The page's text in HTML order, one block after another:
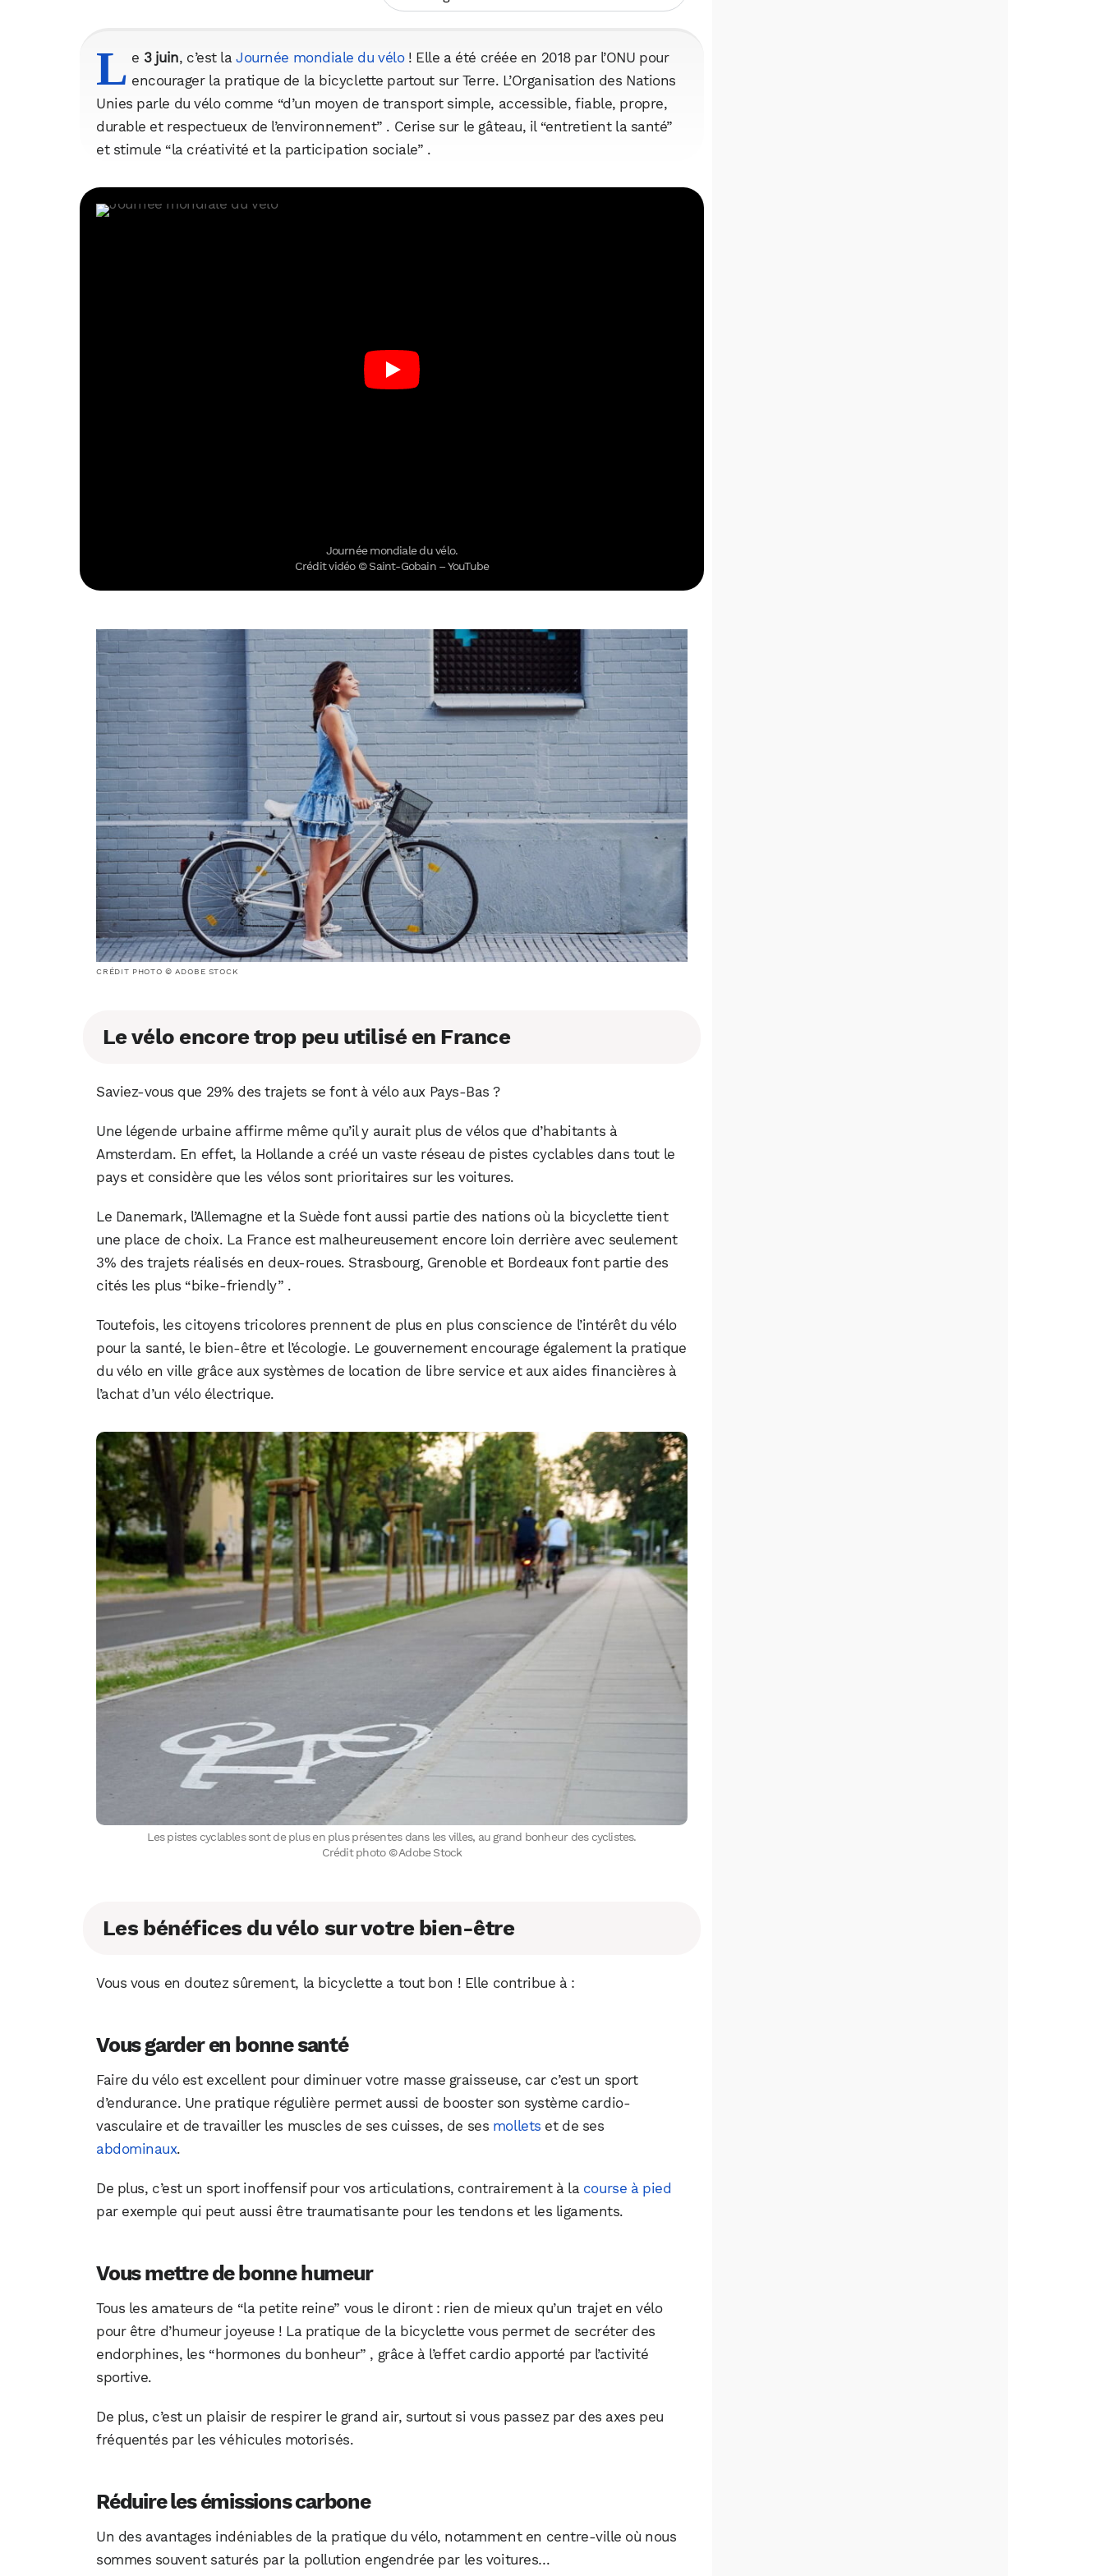
L e 3 juin, c’est laJournée mondiale du vélo! Elle a été créée en 2018 par l’ONU pour
encourager la pratique de la bicyclette partout sur Terre. L’Organisation des Nations
Unies parle du vélo comme “d’un moyen de transport simple, accessible, fiable, propre,
durable et respectueux de l’environnement” . Cerise sur le gâteau, il “entretient la santé”
et stimule “la créativité et la participation sociale” .
Journée mondiale du vélo.
Crédit vidéo © Saint-Gobain – YouTube
CRÉDIT PHOTO © ADOBE STOCK
Le vélo encore trop peu utilisé en France
Saviez-vous que 29% des trajets se font à vélo aux Pays-Bas ?
Une légende urbaine affirme même qu’il y aurait plus de vélos que d’habitants à
Amsterdam. En effet, la Hollande a créé un vaste réseau de pistes cyclables dans tout le
pays et considère que les vélos sont prioritaires sur les voitures.
Le Danemark, l’Allemagne et la Suède font aussi partie des nations où la bicyclette tient
une place de choix. La France est malheureusement encore loin derrière avec seulement
3% des trajets réalisés en deux-roues. Strasbourg, Grenoble et Bordeaux font partie des
cités les plus “bike-friendly” .
Toutefois, les citoyens tricolores prennent de plus en plus conscience de l’intérêt du vélo
pour la santé, le bien-être et l’écologie. Le gouvernement encourage également la pratique
du vélo en ville grâce aux systèmes de location de libre service et aux aides financières à
l’achat d’un vélo électrique.
Les pistes cyclables sont de plus en plus présentes dans les villes, au grand bonheur des cyclistes.
Crédit photo © Adobe Stock
Les bénéfices du vélo sur votre bien-être
Vous vous en doutez sûrement, la bicyclette a tout bon ! Elle contribue à :
Vous garder en bonne santé
Faire du vélo est excellent pour diminuer votre masse graisseuse, car c’est un sport
d’endurance. Une pratique régulière permet aussi de booster son système cardio-
vasculaire et de travailler les muscles de ses cuisses, de ses mollets et de ses
abdominaux.
De plus, c’est un sport inoffensif pour vos articulations, contrairement à la course à pied
par exemple qui peut aussi être traumatisante pour les tendons et les ligaments.
Vous mettre de bonne humeur
Tous les amateurs de “la petite reine” vous le diront : rien de mieux qu’un trajet en vélo
pour être d’humeur joyeuse ! La pratique de la bicyclette vous permet de secréter des
endorphines, les “hormones du bonheur” , grâce à l’effet cardio apporté par l’activité
sportive.
De plus, c’est un plaisir de respirer le grand air, surtout si vous passez par des axes peu
fréquentés par les véhicules motorisés.
Réduire les émissions carbone
Un des avantages indéniables de la pratique du vélo, notamment en centre-ville où nous
sommes souvent saturés par la pollution engendrée par les voitures…
Facebook X LinkedIn